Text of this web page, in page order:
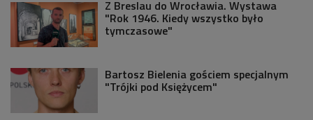
Z Breslau do Wrocławia. Wystawa
"Rok 1946. Kiedy wszystko było
tymczasowe"
Bartosz Bielenia gościem specjalnym
"Trójki pod Księżycem"